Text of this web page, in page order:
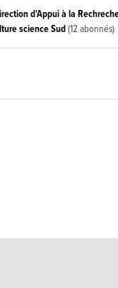
d'Appui à la
science Sud(12 abonnés)